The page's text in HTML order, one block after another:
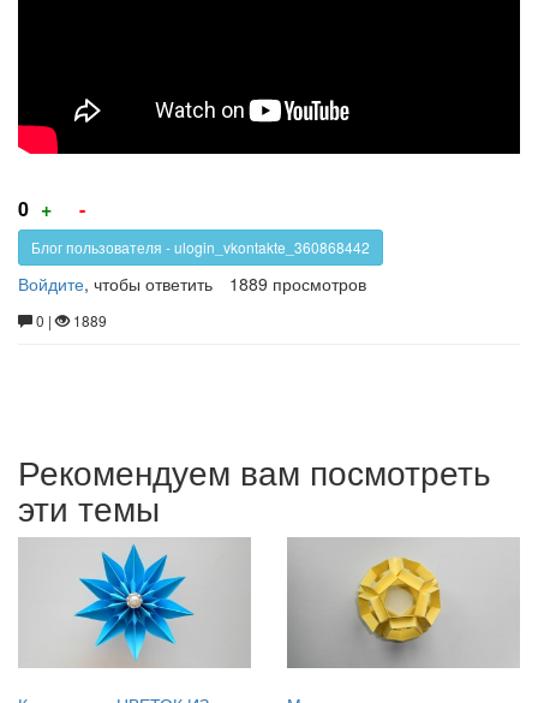
Звезда
0 +
за!
-
против!
Блог пользователя - ulogin_vkontakte_360868442
Войдите, чтобы ответить 1889 просмотров
0 | 1889
Рекомендуем вам посмотреть
эти темы